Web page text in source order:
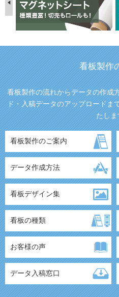
看板製作
看板製作の流れからデータの作成
ド・入稿データのアップロードま
たしま
看板製作のご案内
データ作成方法
看板デザイン集
看板の種類
お客様の声
データ入稿窓口